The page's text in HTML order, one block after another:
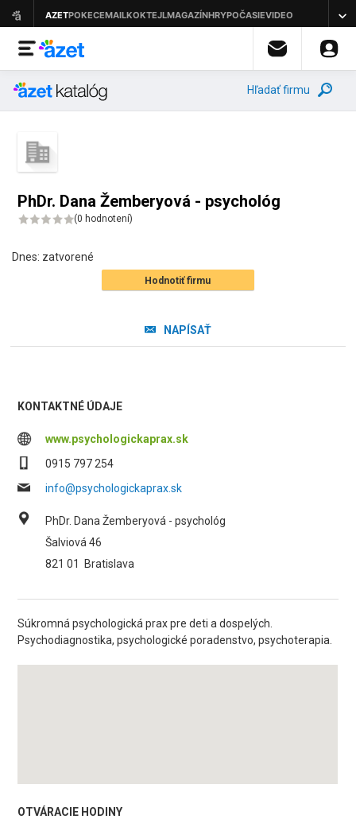
Hľadať firmu
PhDr. Dana Žemberyová - psychológ
(0 hodnotení)
Dnes: zatvorené
Hodnotiť firmu
NAPÍSAŤ
KONTAKTNÉ ÚDAJE
www.psychologickaprax.sk
0915 797 254
info@psychologickaprax.sk
PhDr. Dana Žemberyová - psychológ
Šalviová 46
821 01
Bratislava
Súkromná psychologická prax pre deti a dospelých.
Psychodiagnostika, psychologické poradenstvo, psychoterapia.
OTVÁRACIE HODINY